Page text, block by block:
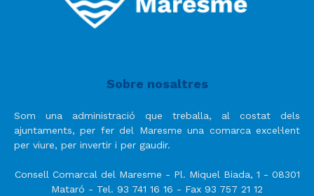
Sobre nosaltres
Som una administració que treballa, al costat dels
ajuntaments, per fer del Maresme una comarca excel·lent
per viure, per invertir i per gaudir.
Consell Comarcal del Maresme - Pl. Miquel Biada, 1 - 08301
Mataró - Tel. 93 741 16 16 - Fax 93 757 21 12